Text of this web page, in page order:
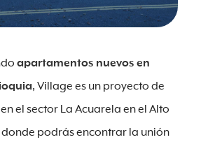
apartamentos nuevos en
, Village es un proyecto de
el sector La Acuarela en el Alto
donde podrás encontrar la unión